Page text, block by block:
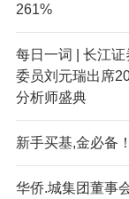
261%
每日一词 | 长江
委员刘元瑞出席
分析师盛典
新手买基,金必备
华侨.城集团董事